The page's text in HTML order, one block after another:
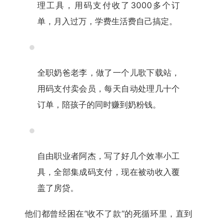
理工具，用码支付收了3000多个订
单，月入过万，学费生活费自己搞定。
全职奶爸老李，做了一个儿歌下载站，
用码支付卖会员，每天自动处理几十个
订单，陪孩子的同时赚到奶粉钱。
自由职业者阿杰，写了好几个效率小工
具，全部集成码支付，现在被动收入覆
盖了房贷。
他们都曾经困在“收不了款”的死循环里，直到